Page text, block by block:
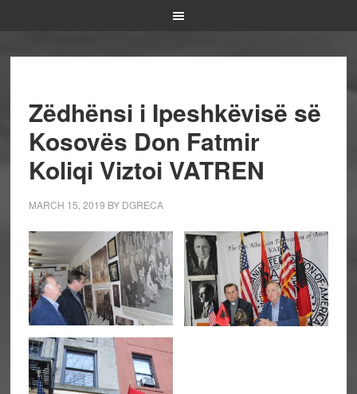
Zëdhënsi i Ipeshkëvisë së
Kosovës Don Fatmir
Koliqi Viztoi VATREN
MARCH 15, 2019 BY DGRECA